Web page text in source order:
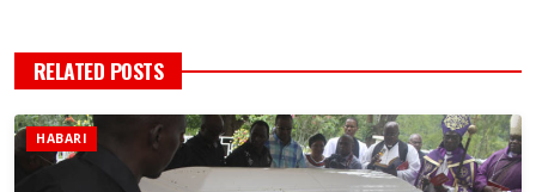
RELATED POSTS
HABARI